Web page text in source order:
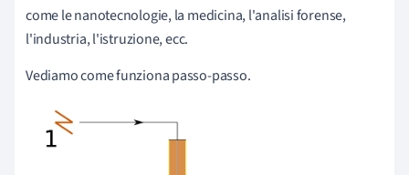
come le nanotecnologie, la medicina, l'analisi forense,
l'industria, l'istruzione, ecc.
Vediamo come funziona passo-passo.